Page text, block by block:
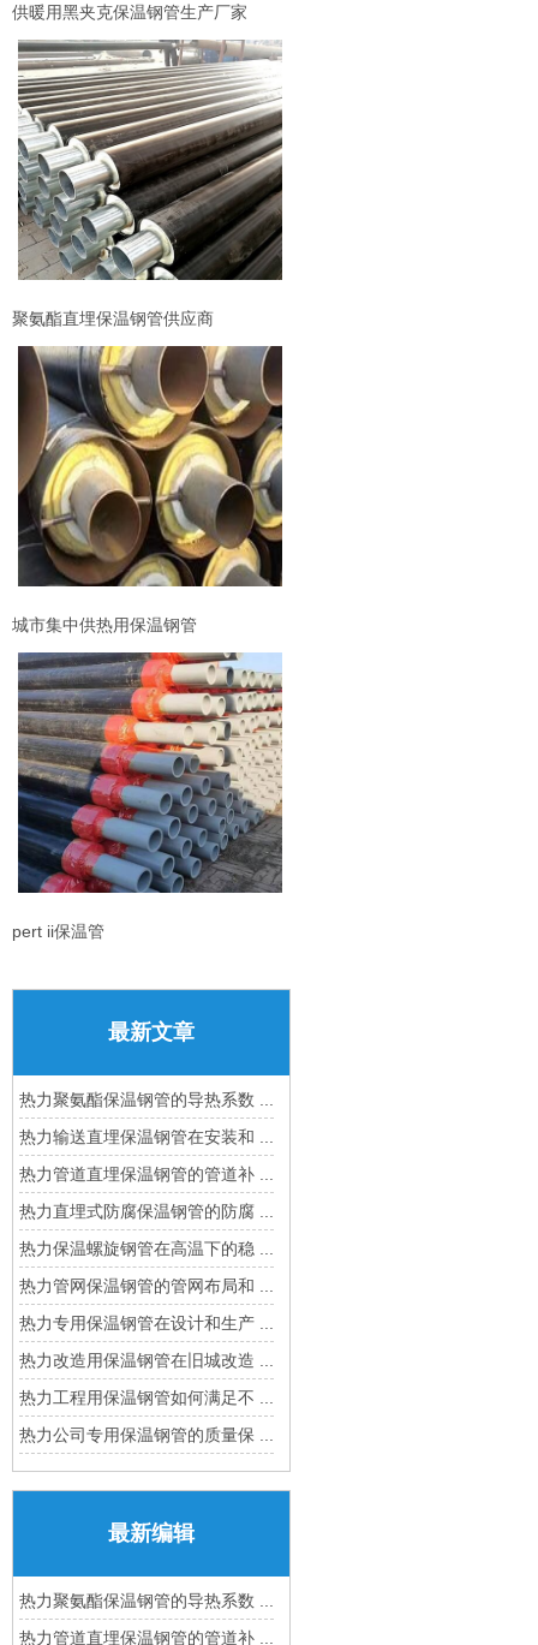
供暖用黑夹克保温钢管生产厂家
聚氨酯直埋保温钢管供应商
城市集中供热用保温钢管
pert ii保温管
最新文章
热力聚氨酯保温钢管的导热系数 ...
热力输送直埋保温钢管在安装和 ...
热力管道直埋保温钢管的管道补 ...
热力直埋式防腐保温钢管的防腐 ...
热力保温螺旋钢管在高温下的稳 ...
热力管网保温钢管的管网布局和 ...
热力专用保温钢管在设计和生产 ...
热力改造用保温钢管在旧城改造 ...
热力工程用保温钢管如何满足不 ...
热力公司专用保温钢管的质量保 ...
最新编辑
热力聚氨酯保温钢管的导热系数 ...
热力管道直埋保温钢管的管道补 ...